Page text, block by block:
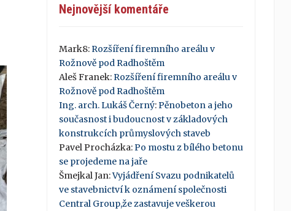
Nejnovější komentáře
Mark8:Rozšíření firemního areálu v
Rožnově pod Radhoštěm
Aleš Franek:Rozšíření firemního areálu v
Rožnově pod Radhoštěm
Ing. arch. Lukáš Černý:Pěnobeton a jeho
současnost i budoucnost v základových
konstrukcích průmyslových staveb
Pavel Procházka:Po mostu z bílého betonu
se projedeme na jaře
Šmejkal Jan:Vyjádření Svazu podnikatelů
ve stavebnictví k oznámení společnosti
Central Group,že zastavuje veškerou